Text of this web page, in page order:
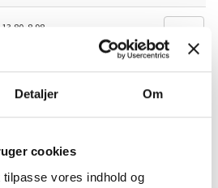
Detaljer Om
cookies
vores indhold og
13,80 8,98
planter